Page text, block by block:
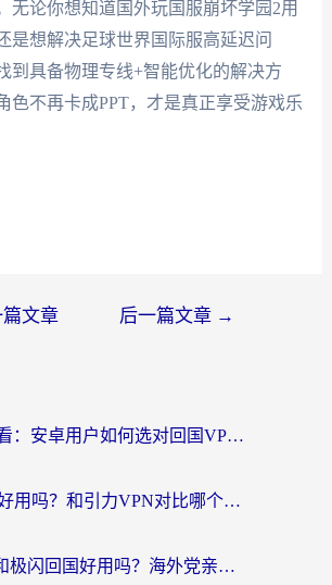
无论你想知道国外玩国服崩坏学园2用
是想解决足球世界国际服高延迟问
到具备物理专线+智能优化的解决方
色不再卡成PPT，才是真正享受游戏乐
文章 后一篇文章 →
海外党必看：安卓用户如何选对回国VPN？从踩坑到无缝访问的全攻略
斧牛VPN好用吗？和引力VPN对比哪个回国效果更好？海外党亲测3款加速器+避坑指南
ChickCN和极闪回国好用吗？海外党亲测3款加速器，教你选对不踩坑